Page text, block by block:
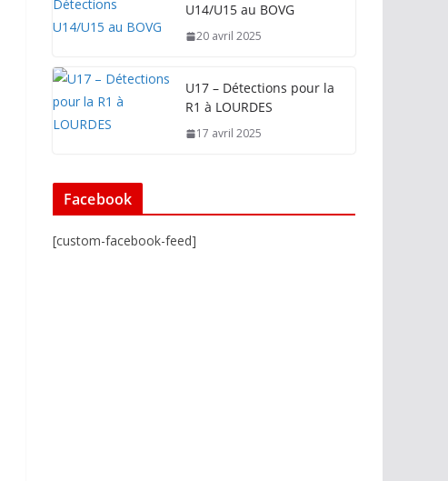
U14/U15 au BOVG
20 avril 2025
U17 – Détections pour la
R1 à LOURDES
17 avril 2025
Facebook
[custom-facebook-feed]